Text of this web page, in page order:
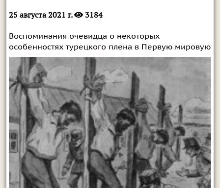
25 августа 2021 г. 3184
Воспоминания очевидца о некоторых
особенностях турецкого плена в Первую мировую